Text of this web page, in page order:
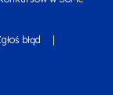
błąd